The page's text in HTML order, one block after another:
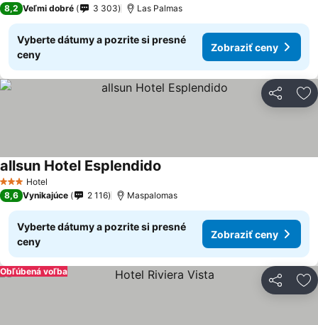
8,2 Veľmi dobré 3 303 Las Palmas
Vyberte dátumy a pozrite si presné
ceny
Zobraziť ceny
Zdieľať
3 Počet hviezdičiek
Hotel
allsun Hotel Esplendido
8,6 Vynikajúce 2 116 Maspalomas
Vyberte dátumy a pozrite si presné
ceny
Zobraziť ceny
Zdieľať
Obľúbená voľba